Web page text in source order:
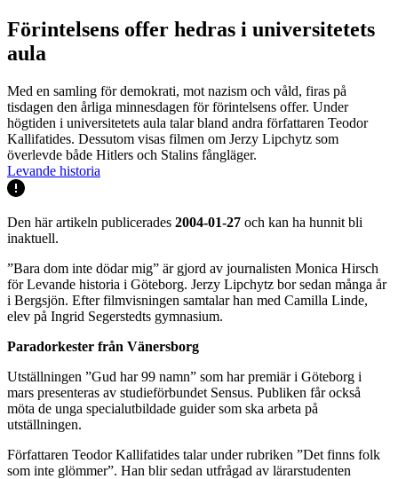
Förintelsens offer hedras i universitetets
aula
Med en samling för demokrati, mot nazism och våld, firas på
tisdagen den årliga minnesdagen för förintelsens offer. Under
högtiden i universitetets aula talar bland andra författaren Teodor
Kallifatides. Dessutom visas filmen om Jerzy Lipchytz som
överlevde både Hitlers och Stalins fångläger.
Levande historia
Den här artikeln publicerades 2004-01-27 och kan ha hunnit bli
inaktuell.
”Bara dom inte dödar mig” är gjord av journalisten Monica Hirsch
för Levande historia i Göteborg. Jerzy Lipchytz bor sedan många år
i Bergsjön. Efter filmvisningen samtalar han med Camilla Linde,
elev på Ingrid Segerstedts gymnasium.
Paradorkester från Vänersborg
Utställningen ”Gud har 99 namn” som har premiär i Göteborg i
mars presenteras av studieförbundet Sensus. Publiken får också
möta de unga specialutbildade guider som ska arbeta på
utställningen.
Författaren Teodor Kallifatides talar under rubriken ”Det finns folk
som inte glömmer”. Han blir sedan utfrågad av lärarstudenten